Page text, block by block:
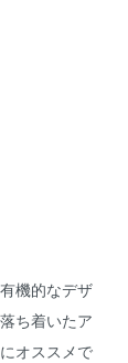
機的なデザ
ち着いたア
オススメで